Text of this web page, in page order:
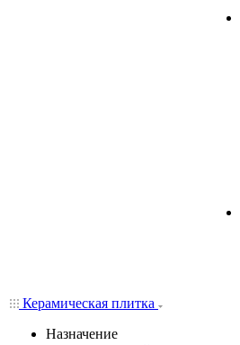
Керамическая плитка
Назначение